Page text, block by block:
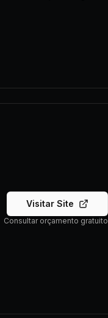
Visitar Site
Consultar orçamento gratuito